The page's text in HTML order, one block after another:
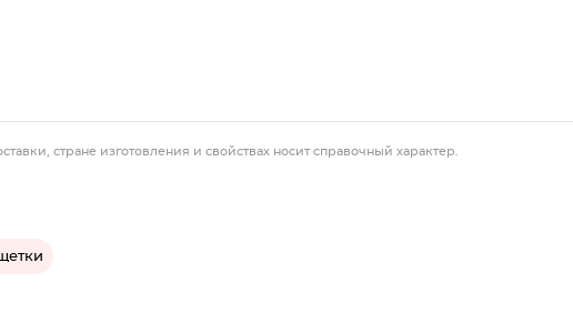
стране изготовления и свойствах носит справочный характер.